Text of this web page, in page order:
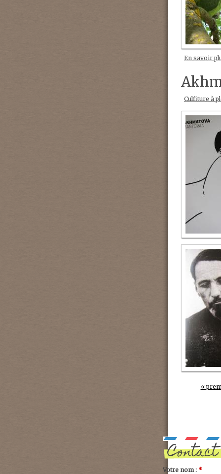
En savoir
Culfiture à
«
Contact
Votre nom : *